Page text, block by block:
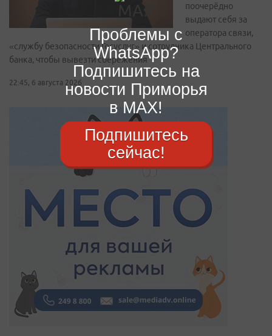
поочерёдно
выдают себя за
оператора связи,
«службу безопасности Госуслуг» и сотрудника Центрального
банка, чтобы вывезти сбережения
22:45, 6 августа 2026
Проблемы с
WhatsApp?
Подпишитесь на
новости Приморья
в MAX!
Подпишитесь
сейчас!